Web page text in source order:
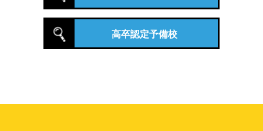
高卒認定予備校